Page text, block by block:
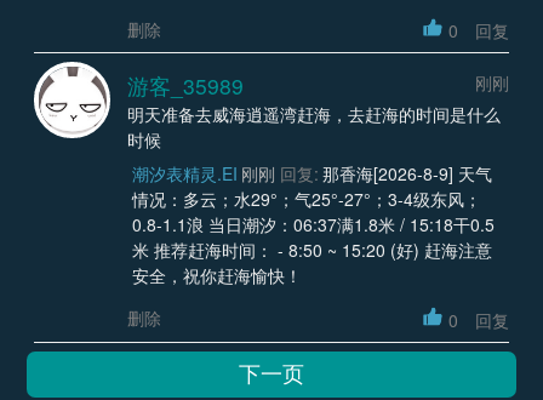
删除
0 回复
游客_35989
刚刚
明天准备去威海逍遥湾赶海，去赶海的时间是什么
时候
潮汐表精灵.EI 刚刚 回复: 那香海[2026-8-9] 天气
情况：多云；水29°；气25°-27°；3-4级东风；
0.8-1.1浪 当日潮汐：06:37满1.8米 / 15:18干0.5
米 推荐赶海时间： - 8:50 ~ 15:20 (好) 赶海注意
安全，祝你赶海愉快！
删除
0 回复